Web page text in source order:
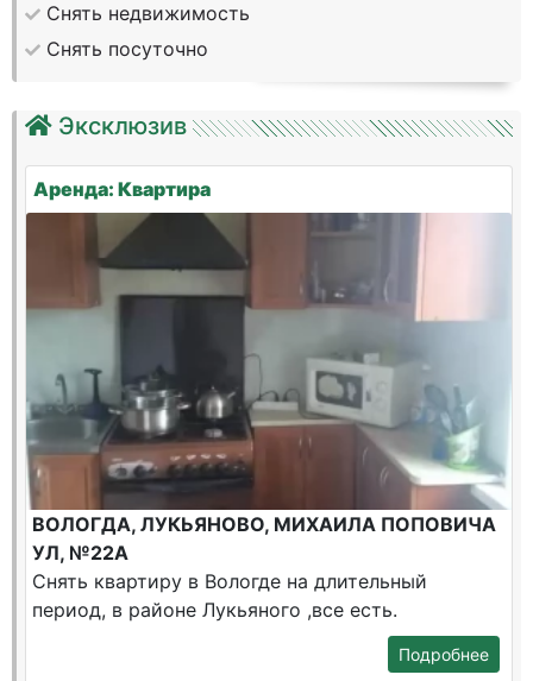
Снять недвижимость
Снять посуточно
Эксклюзив
Аренда: Квартира
ВОЛОГДА, ЛУКЬЯНОВО, МИХАИЛА ПОПОВИЧА
УЛ, №22А
Снять квартиру в Вологде на длительный
период, в районе Лукьяного ,все есть.
Подробнее